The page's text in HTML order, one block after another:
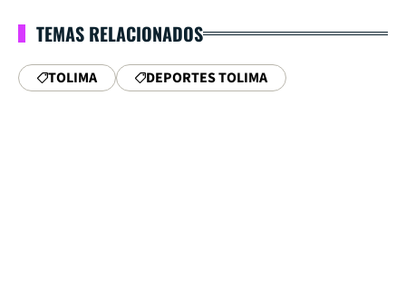
TEMAS RELACIONADOS
TOLIMA DEPORTES TOLIMA